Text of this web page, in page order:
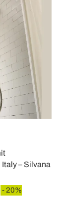
– Silvana
- 20%